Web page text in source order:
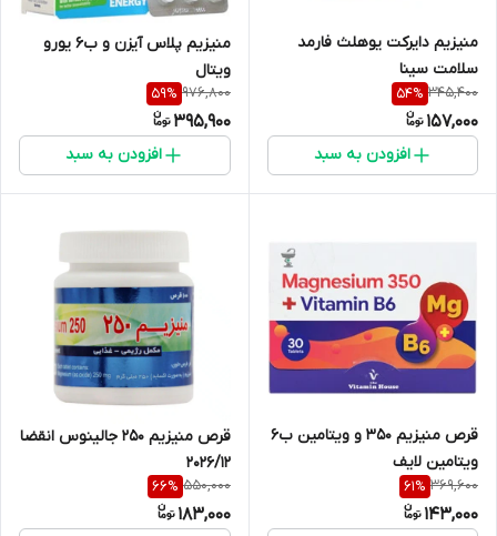
منیزیم دایرکت یوهلث فارمد
سلامت سینا
345,400
54%
157,000
افزودن به سبد
منیزیم پلاس آیزن و ب6 یورو
ویتال
976,800
59%
395,900
افزودن به سبد
قرص منیزیم 350 و ویتامین ب6
ویتامین لایف
369,600
61%
143,000
قرص منیزیم 250 جالینوس انقضا
2026/12
550,000
66%
183,000